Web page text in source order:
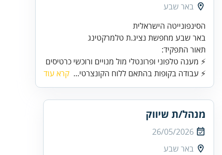
באר שבע
באר שבע מחפשת נציג.ת טלמרקטינג
⚡ מענה טלפוני ופרונטלי מול מנויים ורוכשי כרטיסים
⚡ עבודה בקופות בהתאם ללוח הקונצרטי... קרא עוד
מנהל/ת שיווק
26/05/2026
באר שבע